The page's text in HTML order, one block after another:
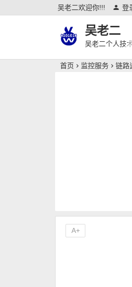
吴老二欢迎你!!! 登
吴老二
吴老二个人技
首页 监控服务 链路
A+